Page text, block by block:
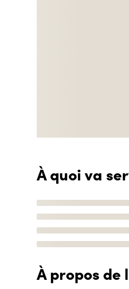
À quoi va
À propos